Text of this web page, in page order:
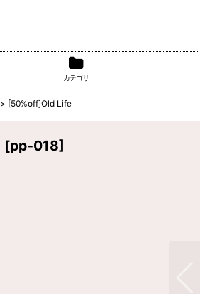
カテゴリ
> [50%off]Old Life
[pp-018]